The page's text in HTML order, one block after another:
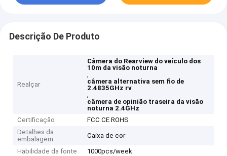
Descrição De Produto
Realçar
Câmera do Rearview do veículo dos
10m da visão noturna
,
câmera alternativa sem fio de
2.4835GHz rv
,
câmera de opinião traseira da visão
noturna 2.4GHz
Certificação
FCC CE ROHS
Detalhes da
embalagem
Caixa de cor
Habilidade da fonte
1000pcs/week